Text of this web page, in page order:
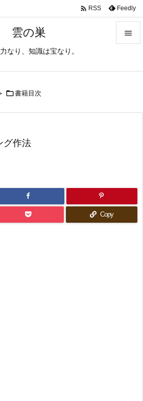
雲の巣
なり、知識は宝なり。

 RSS Feedly
書籍目次
グ作法
Copy